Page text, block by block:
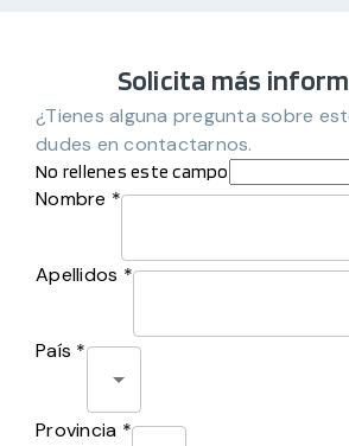
Solicita más
¿Tienes alguna pregunta sobre
dudes en contactarnos.
No rellenes este campo
Nombre *
Apellidos *
País *
Provincia *